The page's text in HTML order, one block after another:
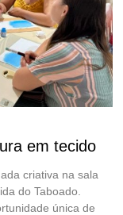
em tecido
criativa na sala
do Taboado.
única de